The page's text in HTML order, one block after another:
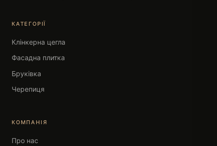
КАТЕГОРІЇ
Клінкерна цегла
Фасадна плитка
Бруківка
Черепиця
КОМПАНІЯ
Про нас